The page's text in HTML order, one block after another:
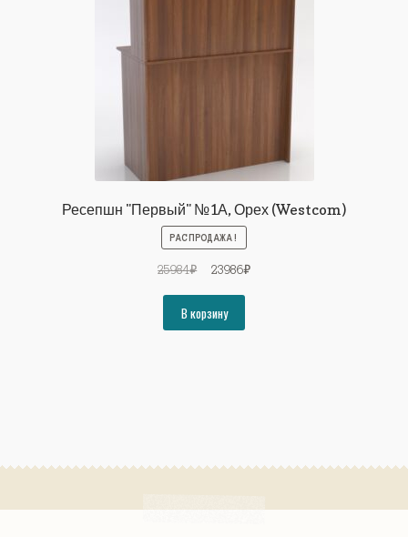
Ресепшн "Первый" №1А, Орех (Westcom)
РАСПРОДАЖА!
25984₽
Первоначальная
составляла
25984₽.
23986₽Текущая
В корзину